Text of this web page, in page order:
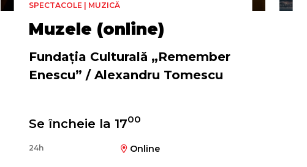
SPECTACOLE | MUZICĂ
Muzele (online)
Fundația Culturală „Remember
Enescu” / Alexandru Tomescu
Se încheie la 1700
24h Online